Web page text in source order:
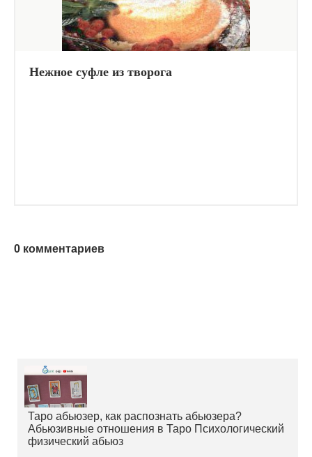
Нежное суфле из творога
0 комментариев
Таро абьюзер, как распознать абьюзера?
Абьюзивные отношения в Таро Психологический
физический абьюз